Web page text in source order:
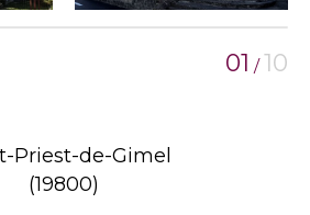
01 /10
Priest-de-Gimel
(19800)